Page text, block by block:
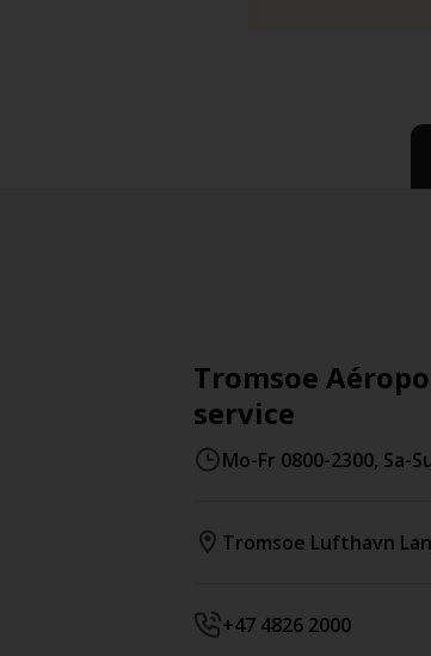
Tromsoe
service
Mo-Fr 0800-2300, Sa-
Tromsoe Lufthavn
+47 4826 2000